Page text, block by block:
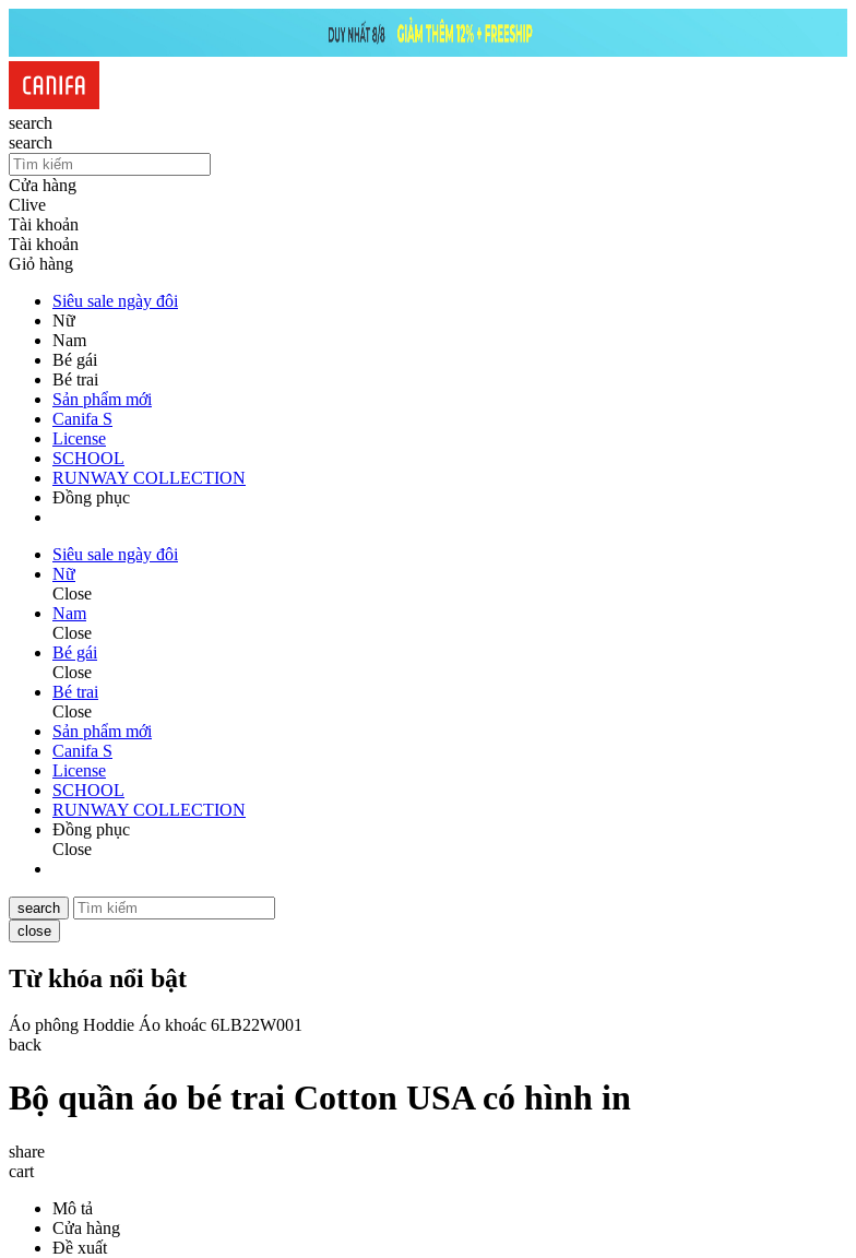
search
search
Cửa hàng
Clive
Tài khoản
Tài khoản
Giỏ hàng
Siêu sale ngày đôi
Nữ
Nam
Bé gái
Bé trai
Sản phẩm mới
Canifa S
License
SCHOOL
RUNWAY COLLECTION
Đồng phục
Siêu sale ngày đôi
Nữ
Close
Nam
Close
Bé gái
Close
Bé trai
Close
Sản phẩm mới
Canifa S
License
SCHOOL
RUNWAY COLLECTION
Đồng phục
Close
search
close
Từ khóa nổi bật
Áo phông Hoddie Áo khoác 6LB22W001
back
Bộ quần áo bé trai Cotton USA có hình in
share
cart
Mô tả
Cửa hàng
Đề xuất